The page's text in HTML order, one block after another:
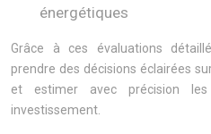
énergétiques
Grâce à ces évaluations
prendre des décisions éclairées
et estimer avec précision
investissement.